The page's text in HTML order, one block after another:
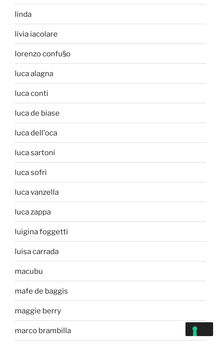
linda
livia iacolare
lorenzo confu§o
luca alagna
luca conti
luca de biase
luca dell'oca
luca sartoni
luca sofri
luca vanzella
luca zappa
luigina foggetti
luisa carrada
macubu
mafe de baggis
maggie berry
marco brambilla